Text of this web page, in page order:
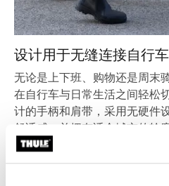
设计用于无缝连接自行
无论是上下班、购物还是周末
在自行车与日常生活之间轻松
计的手柄和肩带，采用无硬件
舒适感，并拥有适合城市的轮
方式——无论是在两轮车上还是